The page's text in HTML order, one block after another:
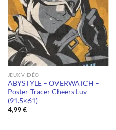
JEUX VIDÉO
ABYSTYLE – OVERWATCH –
Poster Tracer Cheers Luv
(91.5×61)
4,99€